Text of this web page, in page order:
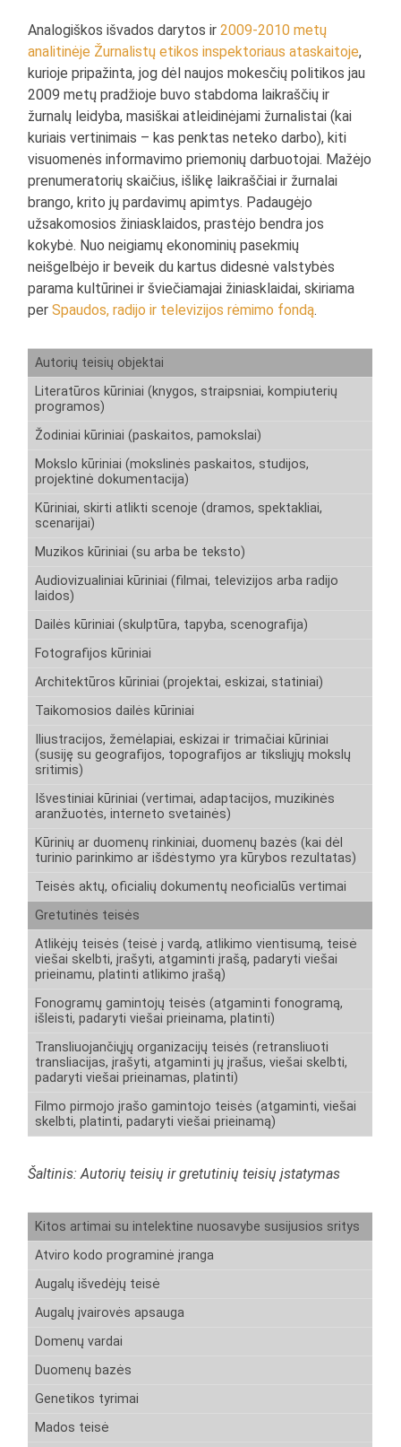
Analogiškos išvados darytos ir2009-2010 metų
analitinėje Žurnalistų etikos inspektoriaus ataskaitoje,
kurioje pripažinta, jog dėl naujos mokesčių politikos jau
2009 metų pradžioje buvo stabdoma laikraščių ir
žurnalų leidyba, masiškai atleidinėjami žurnalistai (kai
kuriais vertinimais – kas penktas neteko darbo), kiti
visuomenės informavimo priemonių darbuotojai. Mažėjo
prenumeratorių skaičius, išlikę laikraščiai ir žurnalai
brango, krito jų pardavimų apimtys. Padaugėjo
užsakomosios žiniasklaidos, prastėjo bendra jos
kokybė. Nuo neigiamų ekonominių pasekmių
neišgelbėjo ir beveik du kartus didesnė valstybės
parama kultūrinei ir šviečiamajai žiniasklaidai, skiriama
perSpaudos, radijo ir televizijos rėmimo fondą.
Autorių teisių objektai
Literatūros kūriniai (knygos, straipsniai, kompiuterių
programos)
Žodiniai kūriniai (paskaitos, pamokslai)
Mokslo kūriniai (mokslinės paskaitos, studijos,
projektinė dokumentacija)
Kūriniai, skirti atlikti scenoje (dramos, spektakliai,
scenarijai)
Muzikos kūriniai (su arba be teksto)
Audiovizualiniai kūriniai (filmai, televizijos arba radijo
laidos)
Dailės kūriniai (skulptūra, tapyba, scenografija)
Fotografijos kūriniai
Architektūros kūriniai (projektai, eskizai, statiniai)
Taikomosios dailės kūriniai
Iliustracijos, žemėlapiai, eskizai ir trimačiai kūriniai
(susiję su geografijos, topografijos ar tiksliųjų mokslų
sritimis)
Išvestiniai kūriniai (vertimai, adaptacijos, muzikinės
aranžuotės, interneto svetainės)
Kūrinių ar duomenų rinkiniai, duomenų bazės (kai dėl
turinio parinkimo ar išdėstymo yra kūrybos rezultatas)
Teisės aktų, oficialių dokumentų neoficialūs vertimai
Gretutinės teisės
Atlikėjų teisės (teisė į vardą, atlikimo vientisumą, teisė
viešai skelbti, įrašyti, atgaminti įrašą, padaryti viešai
prieinamu, platinti atlikimo įrašą)
Fonogramų gamintojų teisės (atgaminti fonogramą,
išleisti, padaryti viešai prieinama, platinti)
Transliuojančiųjų organizacijų teisės (retransliuoti
transliacijas, įrašyti, atgaminti jų įrašus, viešai skelbti,
padaryti viešai prieinamas, platinti)
Filmo pirmojo įrašo gamintojo teisės (atgaminti, viešai
skelbti, platinti, padaryti viešai prieinamą)
Šaltinis: Autorių teisių ir gretutinių teisių įstatymas
Kitos artimai su intelektine nuosavybe susijusios sritys
Atviro kodo programinė įranga
Augalų išvedėjų teisė
Augalų įvairovės apsauga
Domenų vardai
Duomenų bazės
Genetikos tyrimai
Mados teisė